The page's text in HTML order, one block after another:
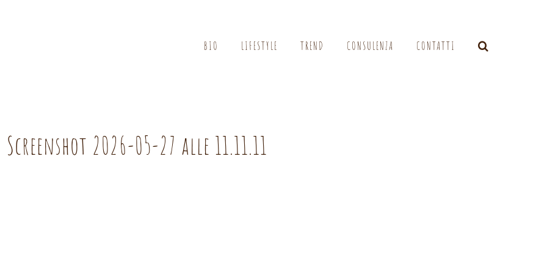
BIO LIFESTYLE TREND CONSULENZA CONTATTI
Screenshot 2026-05-27 alle 11.11.11